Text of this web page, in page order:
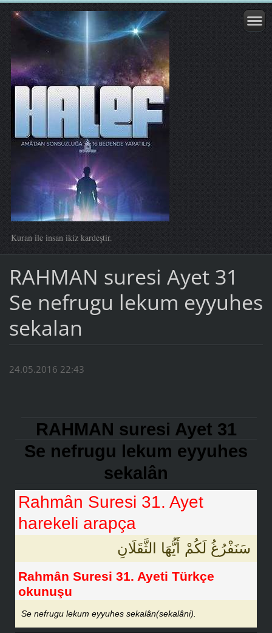
Kuran ile insan ikiz kardeştir.
RAHMAN suresi Ayet 31
Se nefrugu lekum eyyuhes
sekalan
24.05.2016 22:43
RAHMAN suresi Ayet 31
Se nefrugu lekum eyyuhes
sekalân
Rahmân Suresi 31. Ayet
harekeli arapça
سَنَفْرُغُ لَكُمْ أَيُّهَا الثَّقَلَانِ
Rahmân Suresi 31. Ayeti Türkçe
okunuşu
Se nefrugu lekum eyyuhes sekalân(sekalâni).